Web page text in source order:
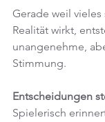
Gerade weil vieles
Realität wirkt,
unangenehme,
Stimmung.
Entscheidungen
Spielerisch